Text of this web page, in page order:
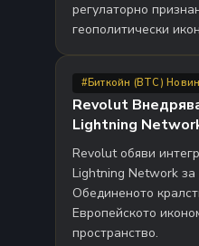
регулаторно
геополитически
#Биткойн (BTC)
Revolut
Lightning
Revolut обяви
Lightning Network за
Обединеното
Европейското
пространство.